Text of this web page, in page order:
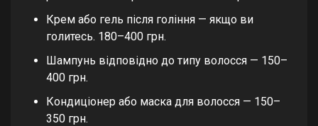
Крем або гель після гоління — якщо ви
голитесь. 180–400 грн.
Шампунь відповідно до типу волосся — 150–
400 грн.
Кондиціонер або маска для волосся — 150–
350 грн.